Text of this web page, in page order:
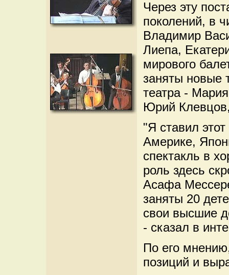
Через эту
поколений, в
Владимир
Лиепа,
мирового
заняты новые
театра -
Юрий
"Я ставил
Америке,
спектакль в
роль здесь
Асафа
заняты 20
свои высшие
- сказал в
По его
позиций и